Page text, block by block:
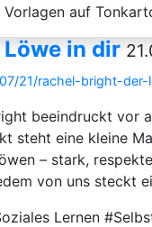
auf
Löwe in dir
21/rachel-bright-
beeindruckt vor
steht eine kleine
– stark,
von uns steckt
Lernen